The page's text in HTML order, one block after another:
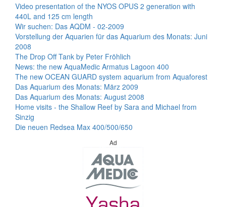
Video presentation of the NYOS OPUS 2 generation with
440L and 125 cm length
Wir suchen: Das AQDM - 02-2009
Vorstellung der Aquarien für das Aquarium des Monats: Juni
2008
The Drop Off Tank by Peter Fröhlich
News: the new AquaMedic Armatus Lagoon 400
The new OCEAN GUARD system aquarium from Aquaforest
Das Aquarium des Monats: März 2009
Das Aquarium des Monats: August 2008
Home visits - the Shallow Reef by Sara and Michael from
Sinzig
Die neuen Redsea Max 400/500/650
Ad